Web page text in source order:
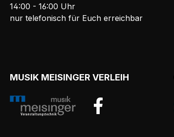
14:00 - 16:00 Uhr
nur telefonisch für Euch erreichbar
MUSIK MEISINGER VERLEIH